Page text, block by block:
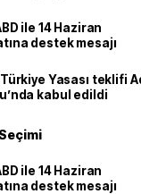
ile 14 Haziran
destek mesajı
Yasası teklifi
kabul edildi
ile 14 Haziran
destek mesajı